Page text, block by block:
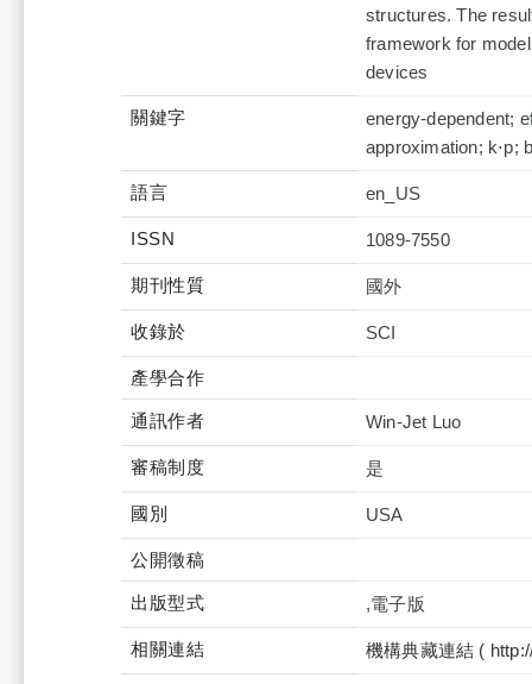
structures. The
framework for
devices
關鍵字
energy-dependent;
approximation; k⋅p;
語言 en_US
ISSN 1089-7550
期刊性質 國外
收錄於
產學合作
通訊作者 Win-Jet Luo
審稿制度 是
國別 USA
公開徵稿
出版型式 ,電子版
相關連結 機構典藏連結 (